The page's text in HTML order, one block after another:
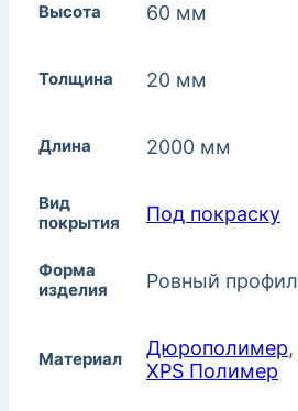
Высота 60 мм
Толщина 20 мм
Длина 2000 мм
Вид
покрытия
Под покраску
Форма
изделия
Ровный
Материал Дюрополимер,
XPS Полимер